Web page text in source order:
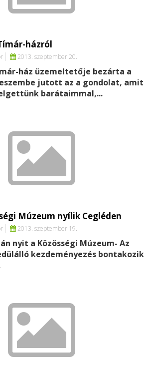
házról
2013. szeptember 20.
ház üzemeltetője bezárta a
jutott az a gondolat, amit
barátaimmal,...
Múzeum nyílik Cegléden
2013. szeptember 19.
nyit a Közösségi Múzeum- Az
kezdeményezés bontakozik